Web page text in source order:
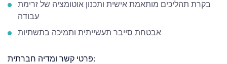
בקרת תהליכים מותאמת אישית ותכנון אוטומציה של זרימת
עבודה
אבטחת סייבר תעשייתית ותמיכה בתשתיות
פרטי קשר ומדיה חברתית: